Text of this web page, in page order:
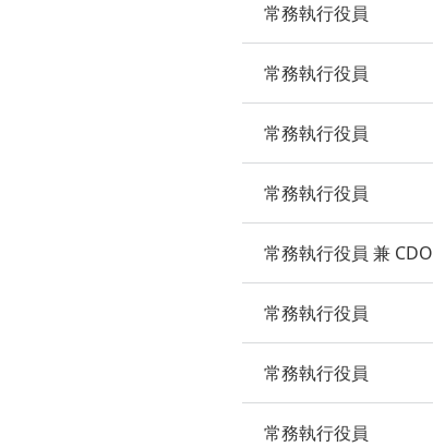
常務執行役員
常務執行役員
常務執行役員
常務執行役員
常務執行役員 兼 CDO
常務執行役員
常務執行役員
常務執行役員